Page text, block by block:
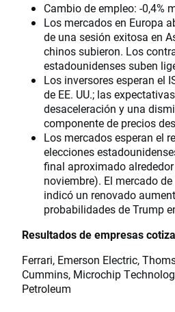
Cambio de empleo: -0,4%
Los mercados en Europa
de una sesión exitosa en
chinos subieron. Los
estadounidenses suben
Los inversores esperan el
de EE. UU.; las
desaceleración y una
componente de precios
Los mercados esperan el
elecciones
final aproximado
noviembre). El mercado
indicó un renovado
probabilidades de Trump
Resultados de empresas
Ferrari, Emerson Electric,
Cummins, Microchip
Petroleum